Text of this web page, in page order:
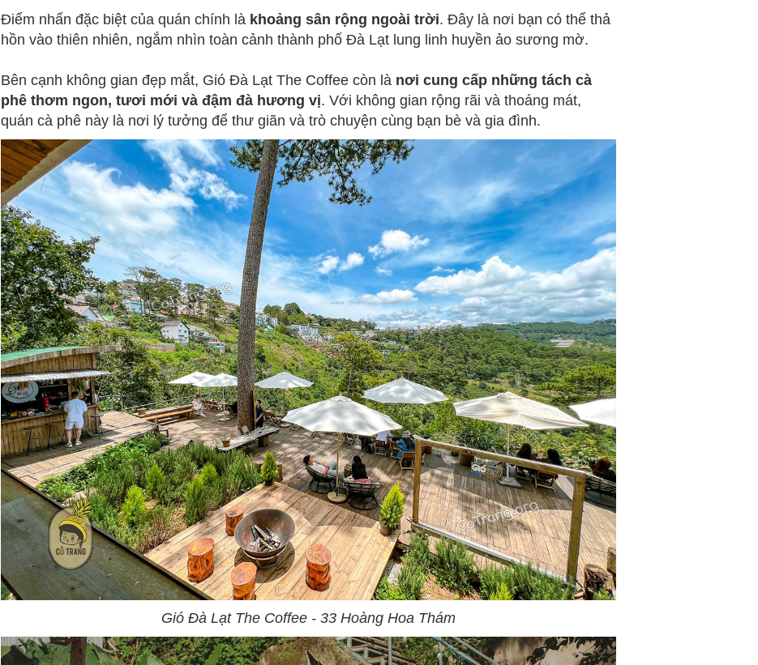
Điểm nhấn đặc biệt của quán chính là khoảng sân rộng ngoài trời. Đây là nơi bạn có thể thả
hồn vào thiên nhiên, ngắm nhìn toàn cảnh thành phố Đà Lạt lung linh huyền ảo sương mờ.
Bên cạnh không gian đẹp mắt, Gió Đà Lạt The Coffee còn lànơi cung cấp những tách cà
phê thơm ngon, tươi mới và đậm đà hương vị. Với không gian rộng rãi và thoáng mát,
quán cà phê này là nơi lý tưởng để thư giãn và trò chuyện cùng bạn bè và gia đình.
Gió Đà Lạt The Coffee - 33 Hoàng Hoa Thám